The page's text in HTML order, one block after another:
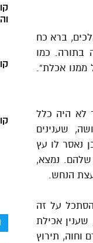
ברא כח
בתורה. כמו
ממנו אכלת”.
לא היה כלל
שענינים
נאסר לו עץ
שלהם. נמצא,
הנחש.
על זה
אכילת
וחוה, תירוץ